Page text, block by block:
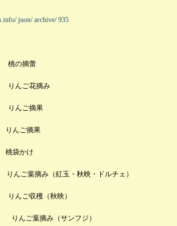
juon/ archive/ 935
桃の摘蕾
りんご花摘み
りんご摘果
りんご摘果
桃袋かけ
りんご葉摘み（紅玉・秋映・ドルチェ）
りんご収穫（秋映）
りんご葉摘み（サンフジ）